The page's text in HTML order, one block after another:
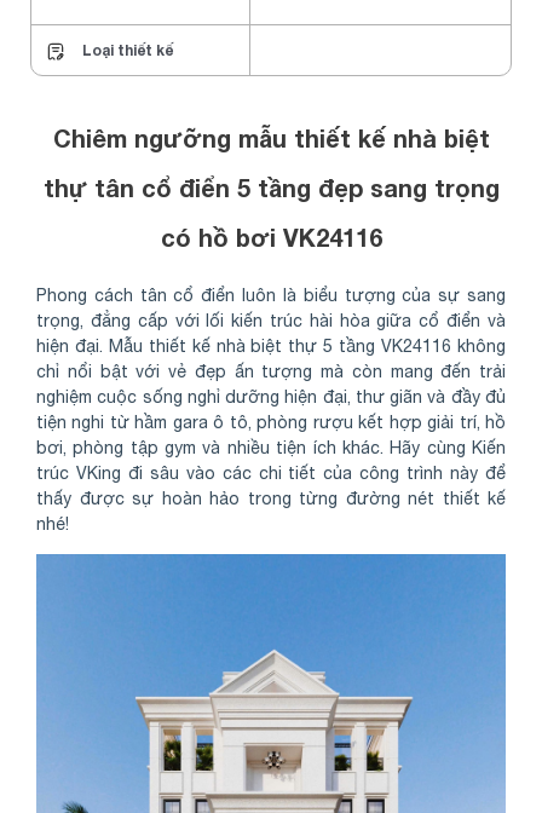
Loại thiết kế
Chiêm ngưỡng mẫu thiết kế nhà biệt
thự tân cổ điển 5 tầng đẹp sang trọng
có hồ bơi VK24116
Phong cách tân cổ điển luôn là biểu tượng của sự sang
trọng, đẳng cấp với lối kiến trúc hài hòa giữa cổ điển và
hiện đại. Mẫu thiết kế nhà biệt thự 5 tầng VK24116 không
chỉ nổi bật với vẻ đẹp ấn tượng mà còn mang đến trải
nghiệm cuộc sống nghỉ dưỡng hiện đại, thư giãn và đầy đủ
tiện nghi từ hầm gara ô tô, phòng rượu kết hợp giải trí, hồ
bơi, phòng tập gym và nhiều tiện ích khác. Hãy cùng Kiến
trúc VKing đi sâu vào các chi tiết của công trình này để
thấy được sự hoàn hảo trong từng đường nét thiết kế
nhé!